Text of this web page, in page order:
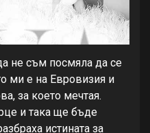
не съм посмяла да се
ми е на Евровизия и
за което мечтая.
и така ще бъде
истината за